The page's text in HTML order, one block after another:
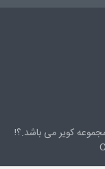
کویرمی باشد.؟!